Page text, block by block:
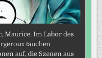
Maurice. Im Labor des
tauchen
auf, die Szenen aus